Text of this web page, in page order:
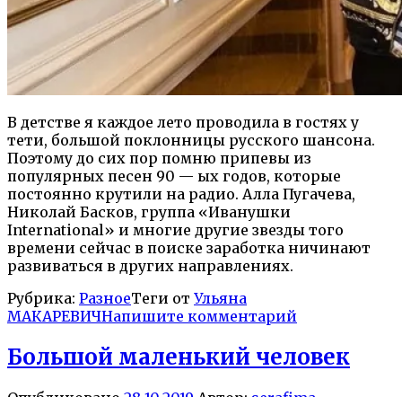
В детстве я каждое лето проводила в гостях у
тети, большой поклонницы русского шансона.
Поэтому до сих пор помню припевы из
популярных песен 90 — ых годов, которые
постоянно крутили на радио. Алла Пугачева,
Николай Басков, группа «Иванушки
International» и многие другие звезды того
времени сейчас в поиске заработка ничинают
развиваться в других направлениях.
Рубрика: РазноеТеги от Ульяна
МАКАРЕВИЧНапишите комментарий
Большой маленький человек